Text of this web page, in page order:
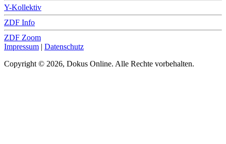
Y-Kollektiv
ZDF Info
ZDF Zoom
Impressum | Datenschutz
Copyright © 2026, Dokus Online. Alle Rechte vorbehalten.